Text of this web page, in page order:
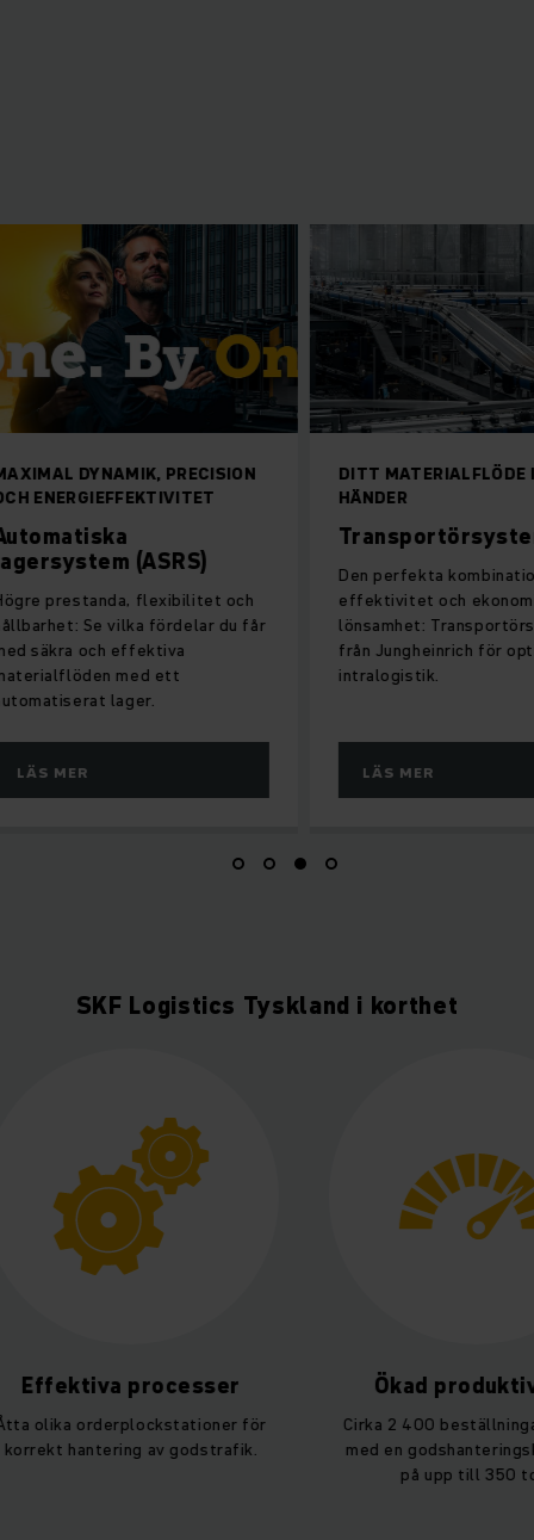
DITT MATERIALFLÖDE I GODA
HÄNDER
Transportörsystem
Den perfekta kombinationen av
effektivitet och ekonomisk
lönsamhet: Transportörsystem
från Jungheinrich för optimal
intralogistik.
LÄS MER
MED SNABBHET
KÖREGENSKAPER
pallager
Hög hastighet och
och utlastning är
automatiska
LÄS MER
SKF Logistics Tyskland i korthet
Ökad produktivitet
Cirka 2 400 beställningar per dag
med en godshanteringskapacitet
Ergonomisk